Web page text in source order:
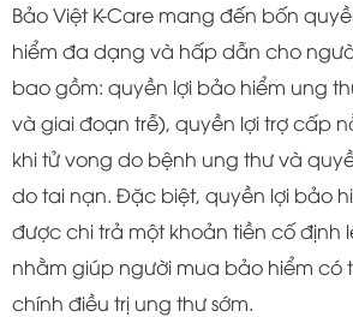
Bảo Việt K-Care mang đến bốn
hiểm đa dạng và hấp dẫn cho
bao gồm: quyền lợi bảo hiểm ung
và giai đoạn trễ), quyền lợi trợ cấp
khi tử vong do bệnh ung thư và
do tai nạn. Đặc biệt, quyền lợi bảo
được chi trả một khoản tiền cố định
nhằm giúp người mua bảo hiểm có
chính điều trị ung thư sớm.